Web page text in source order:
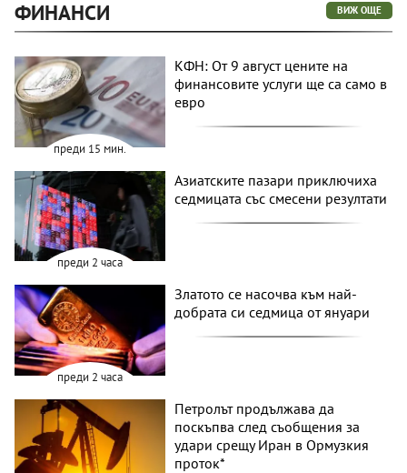
ФИНАНСИ ВИЖ ОЩЕ
преди 15 мин.
КФН: От 9 август цените на
финансовите услуги ще са само в
евро
преди 2 часа
Азиатските пазари приключиха
седмицата със смесени резултати
преди 2 часа
Златото се насочва към най-
добрата си седмица от януари
Петролът продължава да
поскъпва след съобщения за
удари срещу Иран в Ормузкия
проток*